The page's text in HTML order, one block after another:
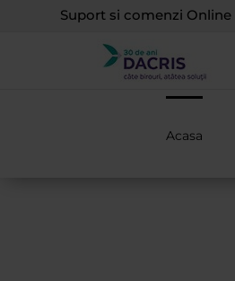
Suport si comenzi Online
Acasa